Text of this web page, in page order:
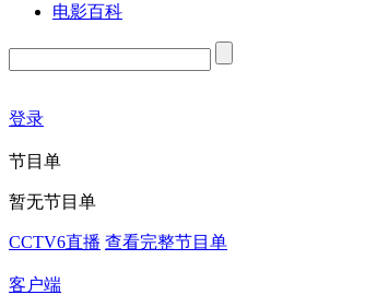
电影百科
登录
节目单
暂无节目单
CCTV6直播 查看完整节目单
客户端